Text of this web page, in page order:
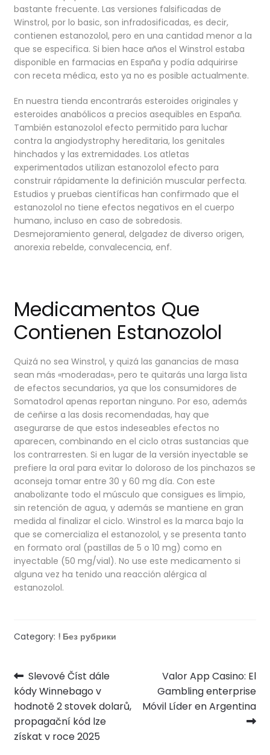
bastante frecuente. Las versiones falsificadas de
Winstrol, por lo basic, son infradosificadas, es decir,
contienen estanozolol, pero en una cantidad menor a la
que se especifica. Si bien hace años el Winstrol estaba
disponible en farmacias en España y podía adquirirse
con receta médica, esto ya no es posible actualmente.
En nuestra tienda encontrarás esteroides originales y
esteroides anabólicos a precios asequibles en España.
También estanozolol efecto permitido para luchar
contra la angiodystrophy hereditaria, los genitales
hinchados y las extremidades. Los atletas
experimentados utilizan estanozolol efecto para
construir rápidamente la definición muscular perfecta.
Estudios y pruebas científicas han confirmado que el
estanozolol no tiene efectos negativos en el cuerpo
humano, incluso en caso de sobredosis.
Desmejoramiento general, delgadez de diverso origen,
anorexia rebelde, convalecencia, enf.
Medicamentos Que
Contienen Estanozolol
Quizá no sea Winstrol, y quizá las ganancias de masa
sean más «moderadas», pero te quitarás una larga lista
de efectos secundarios, ya que los consumidores de
Somatodrol apenas reportan ninguno. Por eso, además
de ceñirse a las dosis recomendadas, hay que
asegurarse de que estos indeseables efectos no
aparecen, combinando en el ciclo otras sustancias que
los contrarresten. Si en lugar de la versión inyectable se
prefiere la oral para evitar lo doloroso de los pinchazos se
aconseja tomar entre 30 y 60 mg día. Con este
anabolizante todo el músculo que consigues es limpio,
sin retención de agua, y además se mantiene en gran
medida al finalizar el ciclo. Winstrol es la marca bajo la
que se comercializa el estanozolol, y se presenta tanto
en formato oral (pastillas de 5 o 10 mg) como en
inyectable (50 mg/vial). No use este medicamento si
alguna vez ha tenido una reacción alérgica al
estanozolol.
Category: ! Без рубрики
Post
navigation
Previous
post:
Slevové Číst dále
kódy Winnebago v
hodnotě 2 stovek dolarů,
propagační kód lze
získat v roce 2025
Next
post:
Valor App Casino: El
Gambling enterprise
Móvil Líder en Argentina